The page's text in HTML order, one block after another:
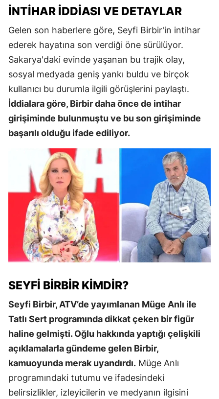
İNTIHAR İDDIASI VE DETAYLAR
Gelen son haberlere göre, Seyfi Birbir'in intihar
ederek hayatına son verdiği öne sürülüyor.
Sakarya'daki evinde yaşanan bu trajik olay,
sosyal medyada geniş yankı buldu ve birçok
kullanıcı bu durumla ilgili görüşlerini paylaştı.
İddialara göre, Birbir daha önce de intihar
girişiminde bulunmuştu ve bu son girişiminde
başarılı olduğu ifade ediliyor.
SEYFI BIRBIR KIMDIR?
Seyfi Birbir, ATV’de yayımlanan Müge Anlı ile
Tatlı Sert programında dikkat çeken bir figür
haline gelmişti. Oğlu hakkında yaptığı çelişkili
açıklamalarla gündeme gelen Birbir,
kamuoyunda merak uyandırdı. Müge Anlı
programındaki tutumu ve ifadesindeki
belirsizlikler, izleyicilerin ve medyanın ilgisini